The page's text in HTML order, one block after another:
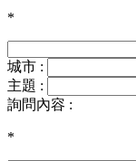
*
城市 :
主題 :
詢問內容 :
*